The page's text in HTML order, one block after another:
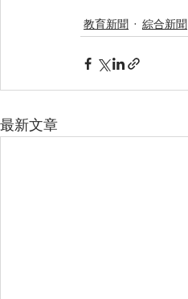
教育新聞 綜合新聞
最新文章